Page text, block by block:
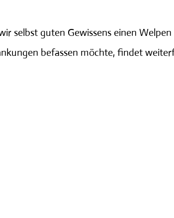
selbst guten Gewissens einen
befassen möchte, findet